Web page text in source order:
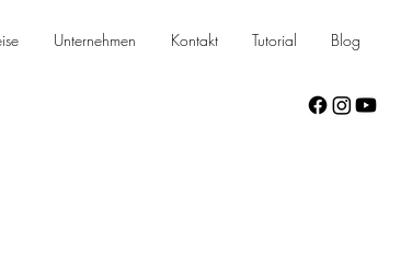
Unternehmen Kontakt Tutorial Blog